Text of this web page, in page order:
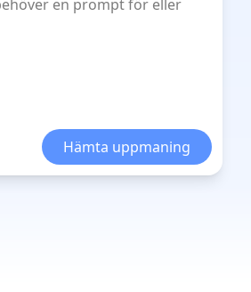
Hämta uppmaning